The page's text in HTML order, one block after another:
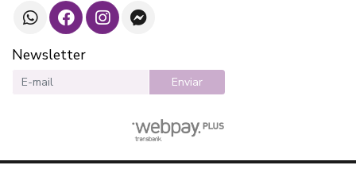
Newsletter
Enviar